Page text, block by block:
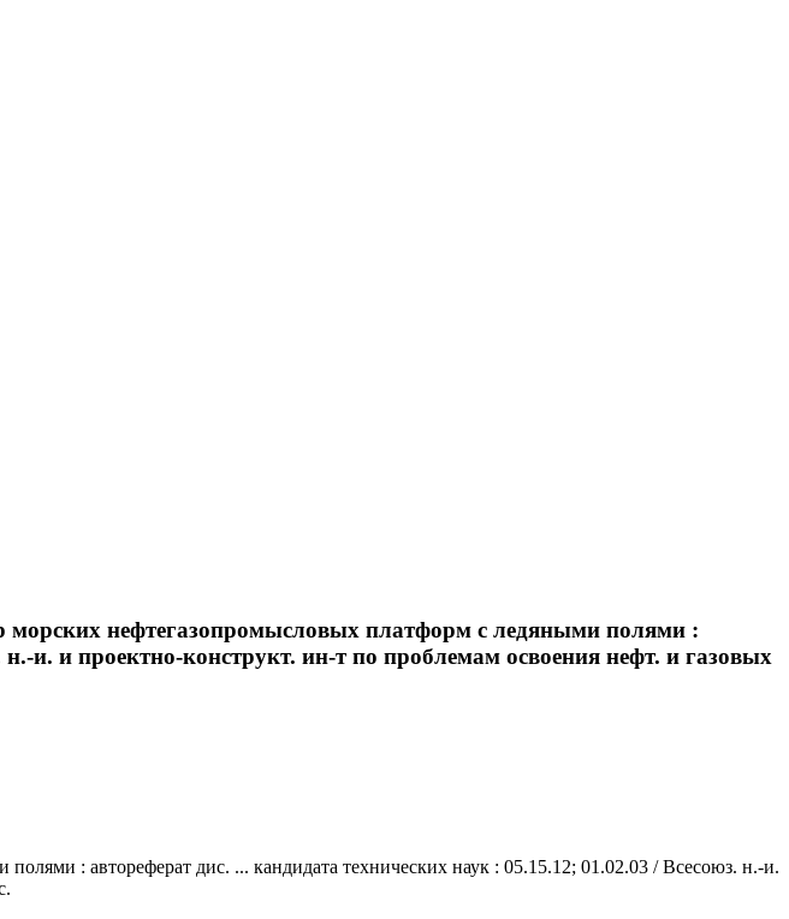
морских нефтегазопромысловых платформ с ледяными полями :
и. и проектно-конструкт. ин-т по проблемам освоения нефт. и газовых
: автореферат дис. ... кандидата технических наук : 05.15.12; 01.02.03 / Всесоюз. н.-и.